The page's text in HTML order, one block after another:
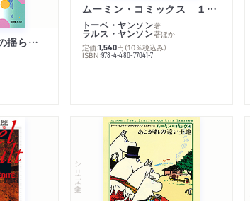
「リベラル国際秩序の揺らぎ」再考 年報政治学２０２６‐Ⅰ
ムーミン・コミックス １ 黄金のしっぽ
トーベ・ヤンソン著
ラルス・ヤンソン著ほか
定価:1,540円 （10％税込み）
ISBN:978-4-480-77041-7
シリーズ・全集